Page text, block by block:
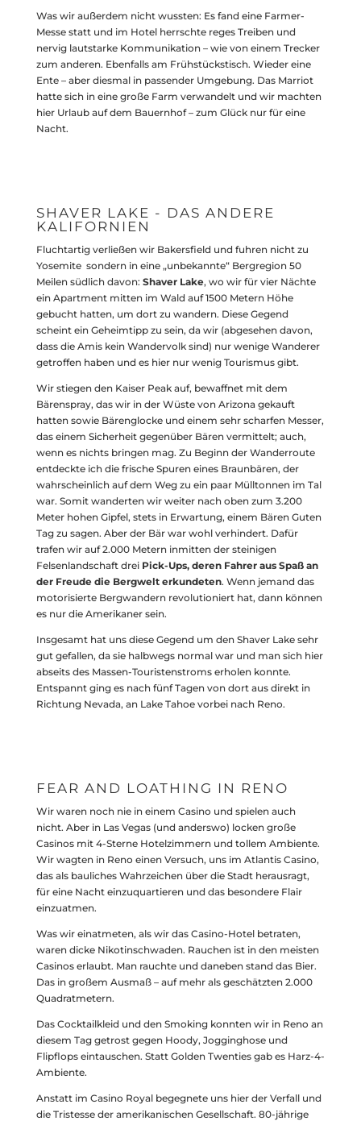
Was wir außerdem nicht wussten: Es fand eine Farmer-
Messe statt und im Hotel herrschte reges Treiben und
nervig lautstarke Kommunikation – wie von einem Trecker
zum anderen. Ebenfalls am Frühstückstisch. Wieder eine
Ente – aber diesmal in passender Umgebung. Das Marriot
hatte sich in eine große Farm verwandelt und wir machten
hier Urlaub auf dem Bauernhof – zum Glück nur für eine
Nacht.
SHAVER LAKE - DAS ANDERE
KALIFORNIEN
Fluchtartig verließen wir Bakersfield und fuhren nicht zu
Yosemite sondern in eine „unbekannte“ Bergregion 50
Meilen südlich davon: Shaver Lake, wo wir für vier Nächte
ein Apartment mitten im Wald auf 1500 Metern Höhe
gebucht hatten, um dort zu wandern. Diese Gegend
scheint ein Geheimtipp zu sein, da wir (abgesehen davon,
dass die Amis kein Wandervolk sind) nur wenige Wanderer
getroffen haben und es hier nur wenig Tourismus gibt.
Wir stiegen den Kaiser Peak auf, bewaffnet mit dem
Bärenspray, das wir in der Wüste von Arizona gekauft
hatten sowie Bärenglocke und einem sehr scharfen Messer,
das einem Sicherheit gegenüber Bären vermittelt; auch,
wenn es nichts bringen mag. Zu Beginn der Wanderroute
entdeckte ich die frische Spuren eines Braunbären, der
wahrscheinlich auf dem Weg zu ein paar Mülltonnen im Tal
war. Somit wanderten wir weiter nach oben zum 3.200
Meter hohen Gipfel, stets in Erwartung, einem Bären Guten
Tag zu sagen. Aber der Bär war wohl verhindert. Dafür
trafen wir auf 2.000 Metern inmitten der steinigen
Felsenlandschaft drei Pick-Ups, deren Fahrer aus Spaß an
der Freude die Bergwelt erkundeten. Wenn jemand das
motorisierte Bergwandern revolutioniert hat, dann können
es nur die Amerikaner sein.
Insgesamt hat uns diese Gegend um den Shaver Lake sehr
gut gefallen, da sie halbwegs normal war und man sich hier
abseits des Massen-Touristenstroms erholen konnte.
Entspannt ging es nach fünf Tagen von dort aus direkt in
Richtung Nevada, an Lake Tahoe vorbei nach Reno.
FEAR AND LOATHING IN RENO
Wir waren noch nie in einem Casino und spielen auch
nicht. Aber in Las Vegas (und anderswo) locken große
Casinos mit 4-Sterne Hotelzimmern und tollem Ambiente.
Wir wagten in Reno einen Versuch, uns im Atlantis Casino,
das als bauliches Wahrzeichen über die Stadt herausragt,
für eine Nacht einzuquartieren und das besondere Flair
einzuatmen.
Was wir einatmeten, als wir das Casino-Hotel betraten,
waren dicke Nikotinschwaden. Rauchen ist in den meisten
Casinos erlaubt. Man rauchte und daneben stand das Bier.
Das in großem Ausmaß – auf mehr als geschätzten 2.000
Quadratmetern.
Das Cocktailkleid und den Smoking konnten wir in Reno an
diesem Tag getrost gegen Hoody, Jogginghose und
Flipflops eintauschen. Statt Golden Twenties gab es Harz-4-
Ambiente.
Anstatt im Casino Royal begegnete uns hier der Verfall und
die Tristesse der amerikanischen Gesellschaft. 80-jährige